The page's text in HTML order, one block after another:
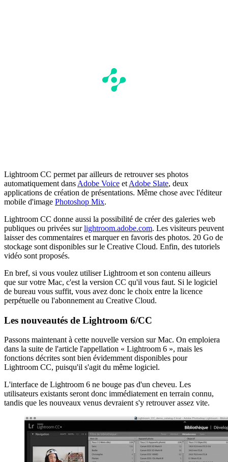
Lightroom CC permet par ailleurs de retrouver ses photos
automatiquement dans Adobe Voice et Adobe Slate, deux
applications de création de présentations. Même chose avec l'éditeur
mobile d'image Photoshop Mix.
Lightroom CC donne aussi la possibilité de créer des galeries web
publiques ou privées surlightroom.adobe.com. Les visiteurs peuvent
laisser des commentaires et marquer en favoris des photos. 20 Go de
stockage sont disponibles sur le Creative Cloud. Enfin, des tutoriels
vidéo sont proposés.
En bref, si vous voulez utiliser Lightroom et son contenu ailleurs
que sur votre Mac, c'est la version CC qu'il vous faut. Si le logiciel
de bureau vous suffit, vous avez donc le choix entre la licence
perpétuelle ou l'abonnement au Creative Cloud.
Les nouveautés de Lightroom 6/CC
Passons maintenant à cette nouvelle version sur Mac. On emploiera
dans la suite de l'article l'appellation « Lightroom 6 », mais les
fonctions décrites sont bien évidemment disponibles pour
Lightroom CC, puisqu'il s'agit du même logiciel.
L'interface de Lightroom 6 ne bouge pas d'un cheveu. Les
utilisateurs existants seront donc immédiatement en terrain connu,
tandis que les nouveaux venus devraient s'y retrouver assez vite.